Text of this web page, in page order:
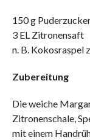
150 g
3 EL Zitronensaft
n. B. Kokosraspel
Zubereitung
Die weiche
Zitronenschale,
mit einem